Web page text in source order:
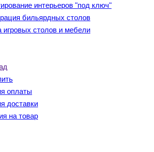
интерьеров "под ключ"
бильярдных столов
игровых столов и мебели
оплаты
доставки
на товар